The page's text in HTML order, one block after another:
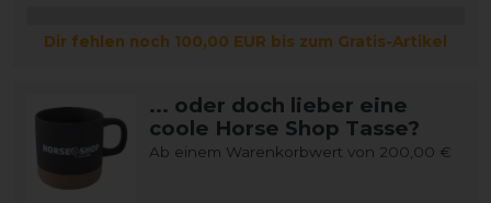
Dir fehlen noch 100,00 EUR bis zum Gratis-Artikel
... oder doch lieber eine
coole Horse Shop Tasse?
Ab einem Warenkorbwert von 200,00 €